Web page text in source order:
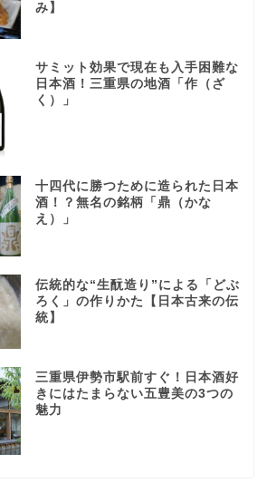
み】
サミット効果で現在も入手困難な
日本酒！三重県の地酒「作（ざ
く）」
十四代に勝つために造られた日本
酒！？無名の銘柄「鼎（かな
え）」
伝統的な“生酛造り”による「どぶ
ろく」の作りかた【日本古来の伝
統】
三重県伊勢市駅前すぐ！日本酒好
きにはたまらない五豊美の3つの
魅力